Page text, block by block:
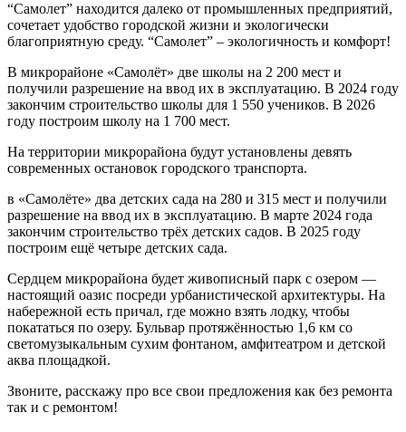
“Самолет” находится далеко от промышленных предприятий,
сочетает удобство городской жизни и экологически
благоприятную среду. “Самолет” – экологичность и комфорт!
В микрорайоне «Самолёт» две школы на 2 200 мест и
получили разрешение на ввод их в эксплуатацию. В 2024 году
закончим строительство школы для 1 550 учеников. В 2026
году построим школу на 1 700 мест.
На территории микрорайона будут установлены девять
современных остановок городского транспорта.
в «Самолёте» два детских сада на 280 и 315 мест и получили
разрешение на ввод их в эксплуатацию. В марте 2024 года
закончим строительство трёх детских садов. В 2025 году
построим ещё четыре детских сада.
Сердцем микрорайона будет живописный парк с озером —
настоящий оазис посреди урбанистической архитектуры. На
набережной есть причал, где можно взять лодку, чтобы
покататься по озеру. Бульвар протяжённостью 1,6 км со
светомузыкальным сухим фонтаном, амфитеатром и детской
аква площадкой.
Звоните, расскажу про все свои предложения как без ремонта
так и с ремонтом!